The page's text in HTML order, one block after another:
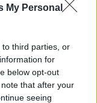
My Personal
third parties, or
for
below opt-out
that after your
seeing
toamnă.
pentru